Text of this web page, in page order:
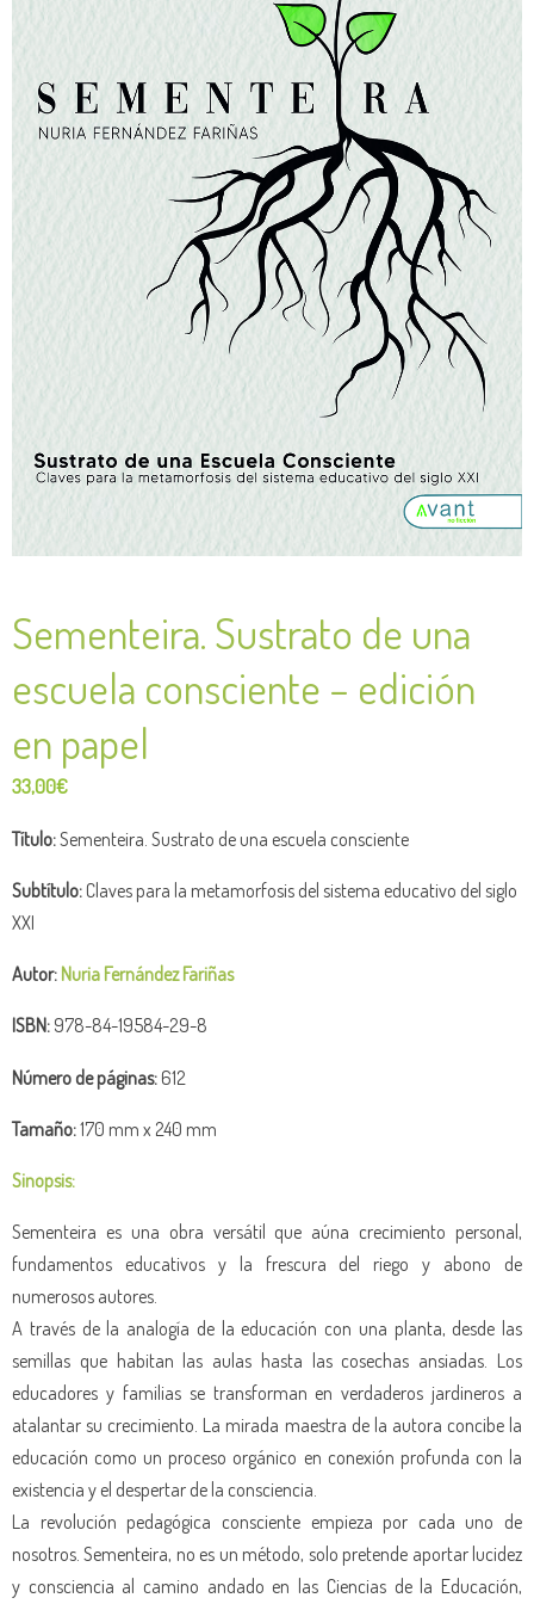
Sementeira. Sustrato de una
escuela consciente – edición
en papel
33,00€
Título:Sementeira. Sustrato de una escuela consciente
Subtítulo:Claves para la metamorfosis del sistema educativo del siglo
XXI
Autor:Nuria Fernández Fariñas
ISBN:978-84-19584-29-8
Número depáginas:612
Tamaño:170 mm x 240 mm
Sinopsis:
Sementeira es una obra versátil que aúna crecimiento personal,
fundamentos educativos y la frescura del riego y abono de
numerosos autores.
A través de la analogía de la educación con una planta, desde las
semillas que habitan las aulas hasta las cosechas ansiadas. Los
educadores y familias se transforman en verdaderos jardineros a
atalantar su crecimiento. La mirada maestra de la autora concibe la
educación como un proceso orgánico en conexión profunda con la
existencia y el despertar de la consciencia.
La revolución pedagógica consciente empieza por cada uno de
nosotros. Sementeira, no es un método, solo pretende aportar lucidez
y consciencia al camino andado en las Ciencias de la Educación,